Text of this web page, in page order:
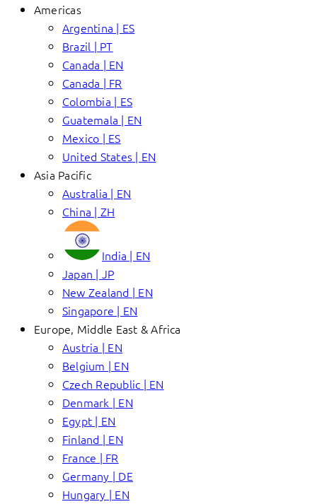
Americas
Argentina | ES
Brazil | PT
Canada | EN
Canada | FR
Colombia | ES
Guatemala | EN
Mexico | ES
United States | EN
Asia Pacific
Australia | EN
China | ZH
India | EN
Japan | JP
New Zealand | EN
Singapore | EN
Europe, Middle East & Africa
Austria | EN
Belgium | EN
Czech Republic | EN
Denmark | EN
Egypt | EN
Finland | EN
France | FR
Germany | DE
Hungary | EN